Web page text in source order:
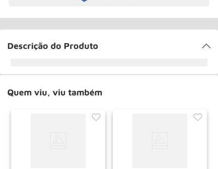
Descrição do Produto
Quem viu, viu também